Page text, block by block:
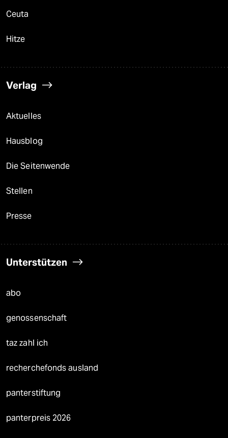
Ceuta
Hitze
Verlag
Aktuelles
Hausblog
Die Seitenwende
Stellen
Presse
Unterstützen
abo
genossenschaft
taz zahl ich
recherchefonds ausland
panterstiftung
panterpreis 2026